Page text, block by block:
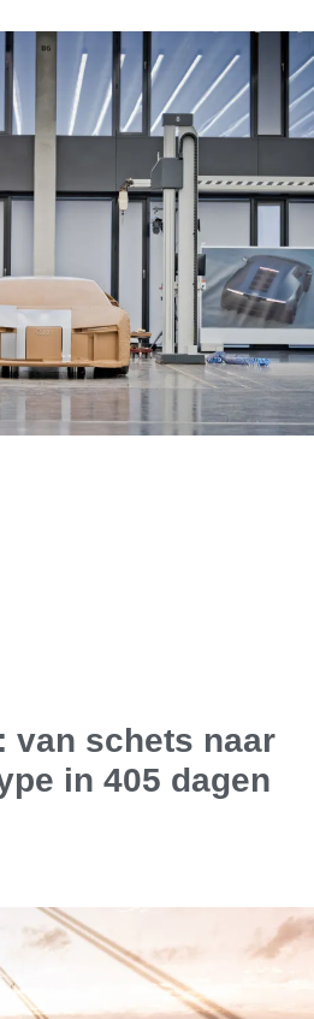
van schets naar
in 405 dagen